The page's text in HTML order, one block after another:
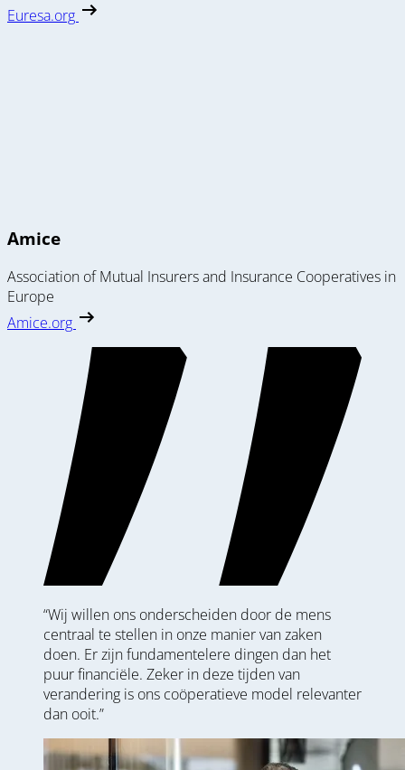
Euresa.org
Amice
Association of Mutual Insurers and Insurance Cooperatives in
Europe
Amice.org
“Wij willen ons onderscheiden door de mens
centraal te stellen in onze manier van zaken
doen. Er zijn fundamentelere dingen dan het
puur financiële. Zeker in deze tijden van
verandering is ons coöperatieve model relevanter
dan ooit.”